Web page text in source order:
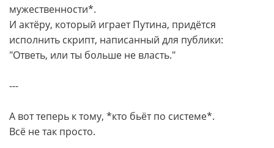
мужественности*.
И актёру, который играет Путина, придётся
исполнить скрипт, написанный для публики:
"Ответь, или ты больше не власть."
---
А вот теперь к тому, *кто бьёт по системе*.
Всё не так просто.